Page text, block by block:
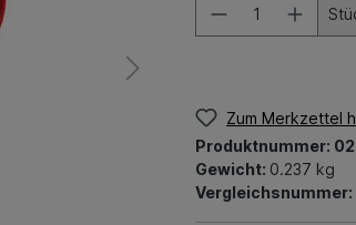
Zum Merkzettel
Produktnummer:
Gewicht: 0.237 kg
Vergleichsnummer: